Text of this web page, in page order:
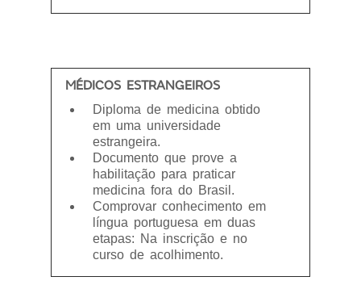
MÉDICOS ESTRANGEIROS
Diploma de medicina obtido
em uma universidade
estrangeira.
Documento que prove a
habilitação para praticar
medicina fora do Brasil.
Comprovar conhecimento em
língua portuguesa em duas
etapas: Na inscrição e no
curso de acolhimento.